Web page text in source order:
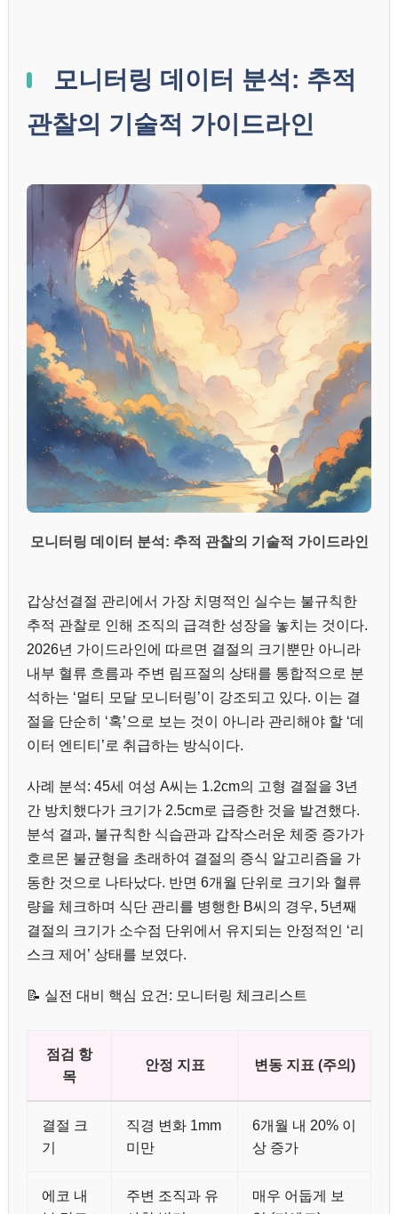
모니터링 데이터 분석: 추적
관찰의 기술적 가이드라인
모니터링 데이터 분석: 추적 관찰의 기술적 가이드라인
갑상선결절 관리에서 가장 치명적인 실수는 불규칙한
추적 관찰로 인해 조직의 급격한 성장을 놓치는 것이다.
2026년 가이드라인에 따르면 결절의 크기뿐만 아니라
내부 혈류 흐름과 주변 림프절의 상태를 통합적으로 분
석하는 ‘멀티 모달 모니터링’이 강조되고 있다. 이는 결
절을 단순히 ‘혹’으로 보는 것이 아니라 관리해야 할 ‘데
이터 엔티티’로 취급하는 방식이다.
사례 분석: 45세 여성 A씨는 1.2cm의 고형 결절을 3년
간 방치했다가 크기가 2.5cm로 급증한 것을 발견했다.
분석 결과, 불규칙한 식습관과 갑작스러운 체중 증가가
호르몬 불균형을 초래하여 결절의 증식 알고리즘을 가
동한 것으로 나타났다. 반면 6개월 단위로 크기와 혈류
량을 체크하며 식단 관리를 병행한 B씨의 경우, 5년째
결절의 크기가 소수점 단위에서 유지되는 안정적인 ‘리
스크 제어’ 상태를 보였다.
📝 실전 대비 핵심 요건: 모니터링 체크리스트
점검 항
목
안정 지표 변동 지표 (주의)
결절 크
기
직경 변화 1mm
미만
6개월 내 20% 이
상 증가
에코 내
주변 조직과 유
매우 어둡게 보